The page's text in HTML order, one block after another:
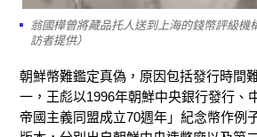
翁國樺曾將藏品托人送到上海的錢幣評級機
訪者提供）
朝鮮幣難鑑定真偽，原因包括發行時間
一，王彪以1996年朝鮮中央銀行發行、
帝國主義同盟成立70週年」紀念幣作例